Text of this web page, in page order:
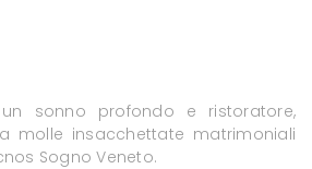
sonno profondo e ristoratore,
molle insacchettate matrimoniali
Sogno Veneto.